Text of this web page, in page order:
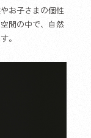
お子さまの個性
間の中で、自然
。